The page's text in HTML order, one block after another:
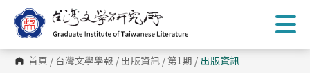
到
主
內
容 首頁 / 台灣文學學報 / 出版資訊 / 第1期 / 出版資訊